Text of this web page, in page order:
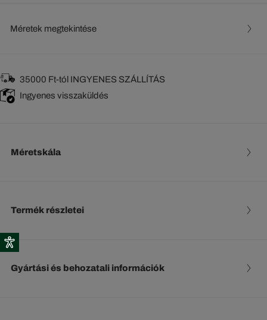
Méretek megtekintése
35000 Ft-tól INGYENES SZÁLLÍTÁS
Ingyenes visszaküldés
Méretskála
Termék részletei
Gyártási és behozatali információk